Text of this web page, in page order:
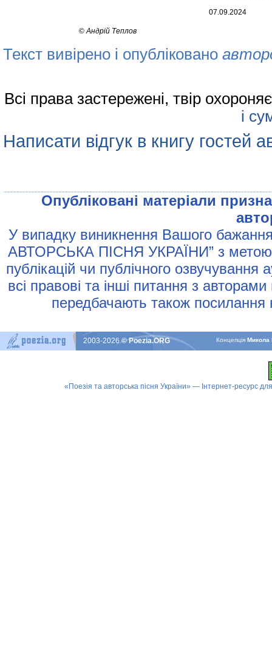
07.09.2024
©Андрій Теплов
Текст вивірено і опубліковано
Всі права застережені, твір
і
Написати відгук в книгу гостей
Опублiкованi матерiали
У випадку виникнення Вашого
АВТОРСЬКА ПIСНЯ УКРАЇНИ” з метою
публiкацiй чи публiчного
всi правовi та iншi питання з
передбачають також
КонцепцiяМикола
2003-2026© Poezia.ORG
«Поезія та авторська пісня України» — Інтернет-ресурс